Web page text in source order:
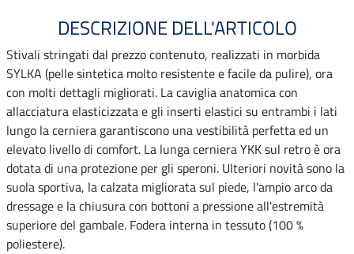
DESCRIZIONE DELL'ARTICOLO
Stivali stringati dal prezzo contenuto, realizzati in morbida
SYLKA (pelle sintetica molto resistente e facile da pulire), ora
con molti dettagli migliorati. La caviglia anatomica con
allacciatura elasticizzata e gli inserti elastici su entrambi i lati
lungo la cerniera garantiscono una vestibilità perfetta ed un
elevato livello di comfort. La lunga cerniera YKK sul retro è ora
dotata di una protezione per gli speroni. Ulteriori novità sono la
suola sportiva, la calzata migliorata sul piede, l'ampio arco da
dressage e la chiusura con bottoni a pressione all'estremità
superiore del gambale. Fodera interna in tessuto (100 %
poliestere).